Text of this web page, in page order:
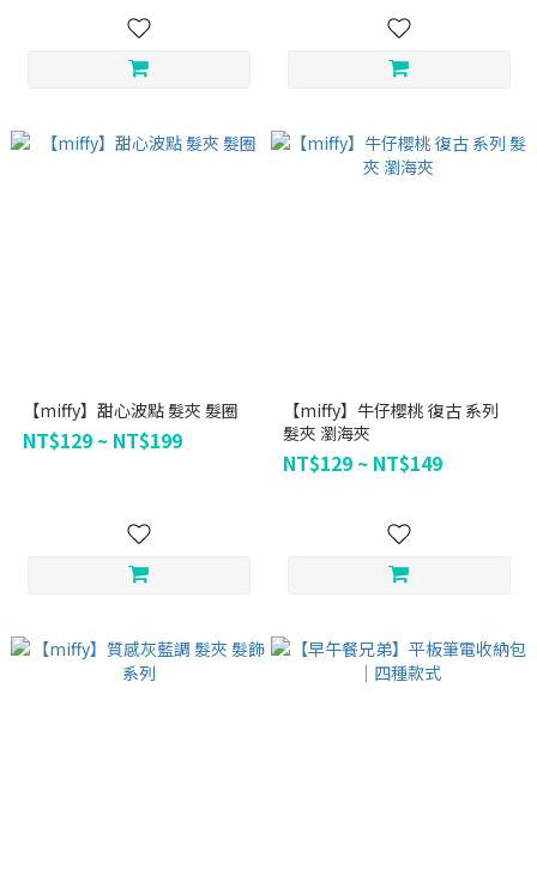
【miffy】甜心波點 髮夾 髮圈
NT$129 ~ NT$199
【miffy】牛仔櫻桃 復古 系列
髮夾 瀏海夾
NT$129 ~ NT$149